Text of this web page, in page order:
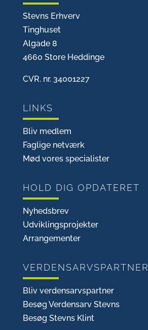
Stevns Erhverv
Tinghuset
Algade 8
4660 Store Heddinge
CVR. nr. 34001227
LINKS
Bliv medlem
Faglige netværk
Mød vores specialister
HOLD DIG OPDATERET
Nyhedsbrev
Udviklingsprojekter
Arrangementer
VERDENSARVSPARTNER
Bliv verdensarvspartner
Besøg Verdensarv Stevns
Besøg Stevns Klint